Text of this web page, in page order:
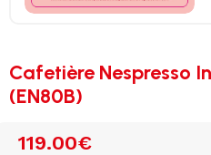
Cafetière Nespresso
(EN80B)
119.00€